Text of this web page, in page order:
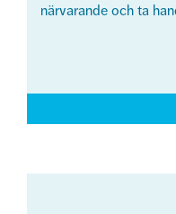
närvarande och ta